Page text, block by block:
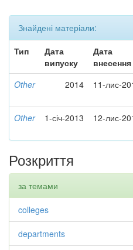
Знайдені матеріали:
Тип
Дата
випуску
Дата
внесення
Other 2014 11-лис-
Other 1-січ-2013 12-лис-
Розкриття
за темами
colleges
departments